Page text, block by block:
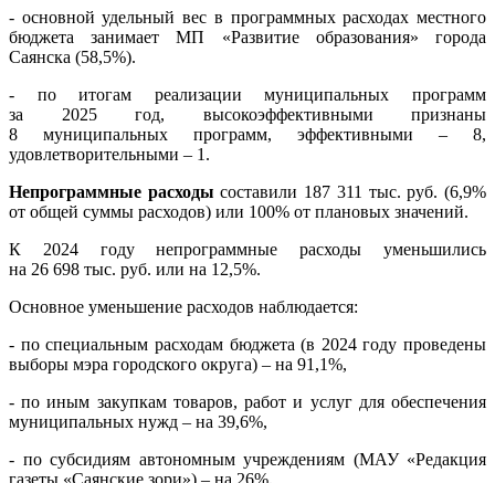
- основной удельный вес в программных расходах местного
бюджета занимает МП «Развитие образования» города
Саянска (58,5%).
- по итогам реализации муниципальных программ
за 2025 год, высокоэффективными признаны
8 муниципальных программ, эффективными – 8,
удовлетворительными – 1.
Непрограммные расходы составили 187 311 тыс. руб. (6,9%
от общей суммы расходов) или 100% от плановых значений.
К 2024 году непрограммные расходы уменьшились
на 26 698 тыс. руб. или на 12,5%.
Основное уменьшение расходов наблюдается:
- по специальным расходам бюджета (в 2024 году проведены
выборы мэра городского округа) – на 91,1%,
- по иным закупкам товаров, работ и услуг для обеспечения
муниципальных нужд – на 39,6%,
- по субсидиям автономным учреждениям (МАУ «Редакция
газеты «Саянские зори») – на 26%,